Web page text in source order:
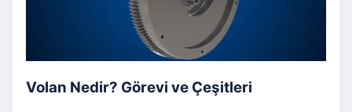
Volan Nedir? Görevi ve Çeşitleri